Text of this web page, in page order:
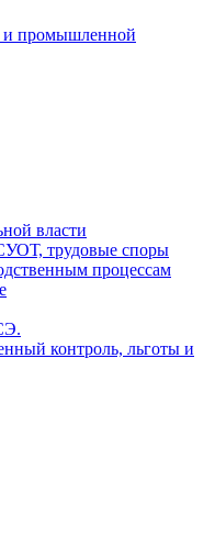
и промышленной
власти
трудовые споры
процессам
контроль, льготы и